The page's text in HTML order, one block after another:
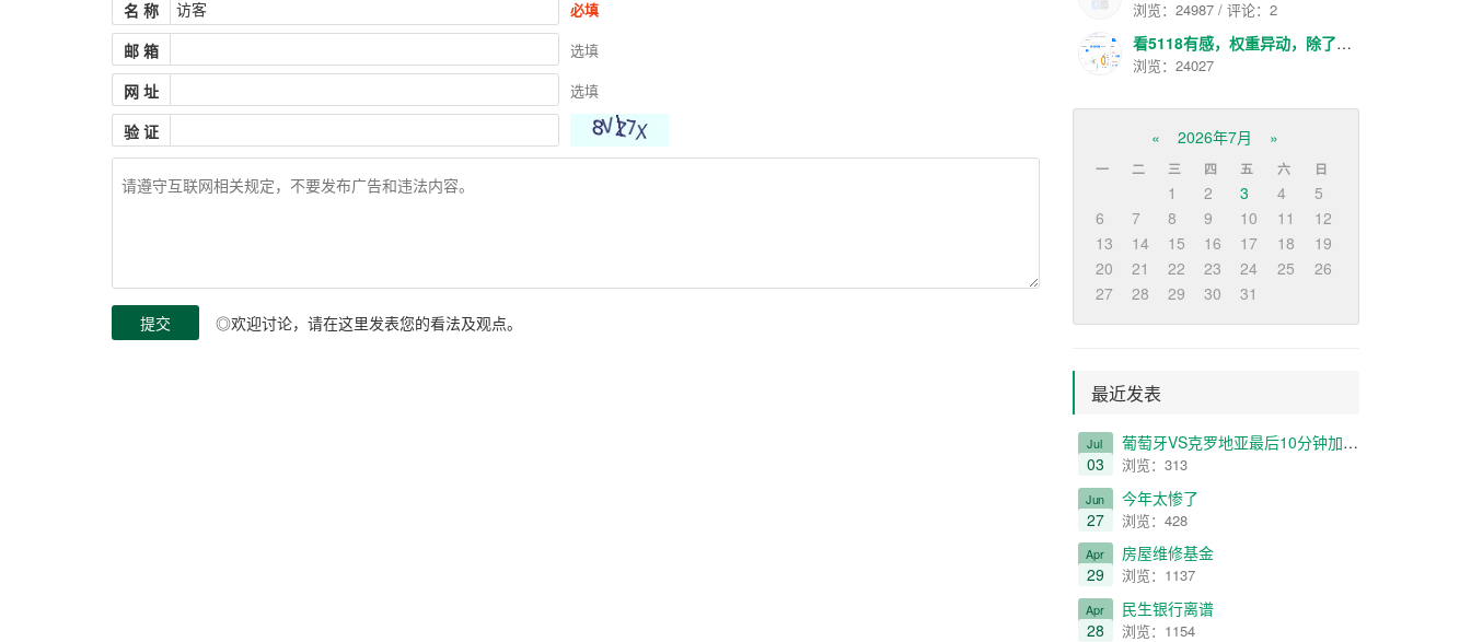
名 称 必填
邮 箱 选填
网 址 选填
验 证
◎欢迎讨论，请在这里发表您的看法及观点。
浏览：24987 / 评论：2
看5118有感，权重异动，除了大站就是色流了
浏览：24027
« 2026年7月 »
一 二 三 四 五 六 日
1 2 3 4
5
6
7 8 9 10 11
12
13
14 15 16 17 18
19
20
21 22 23 24 25
26
27
28 29 30 31
最近发表
Jul
03
葡萄牙VS克罗地亚最后10分钟加时给我看哭了
浏览：313
Jun
27
今年太惨了
浏览：428
Apr
29
房屋维修基金
浏览：1137
Apr
28
民生银行离谱
浏览：1154